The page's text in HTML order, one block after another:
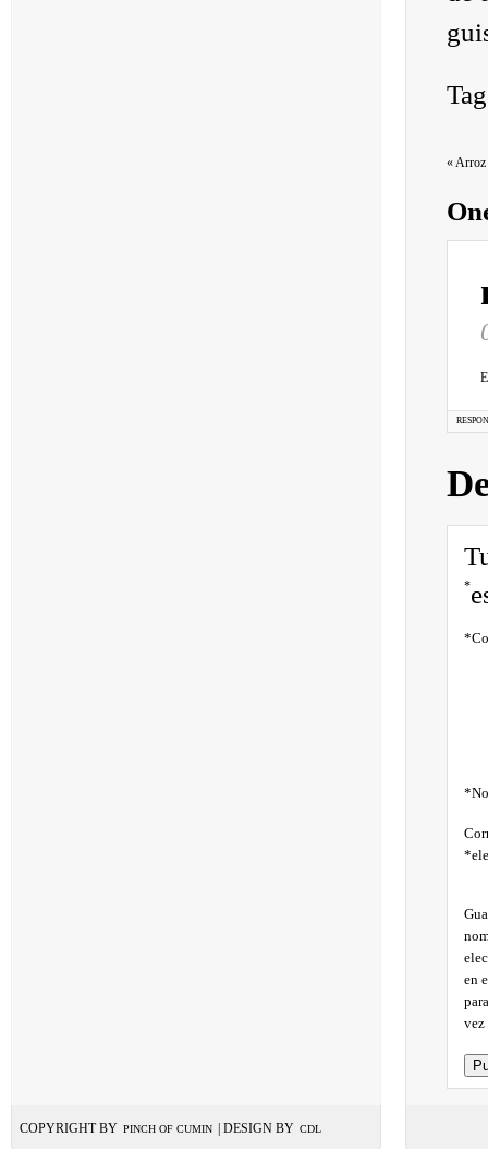
«Arroz
*
*
*
*
en
vez
COPYRIGHT BY PINCH OF CUMIN | DESIGN BY CDL